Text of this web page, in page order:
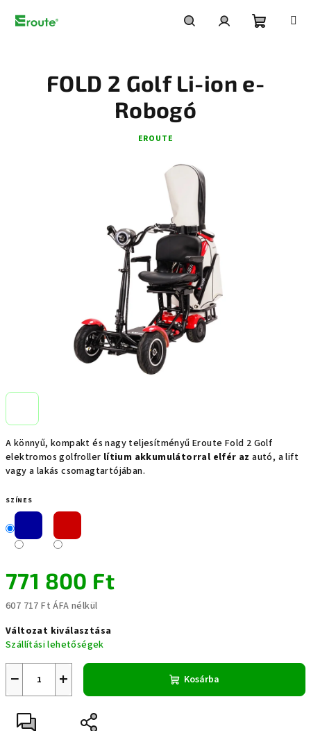
A könnyű, kompakt és nagy teljesítményű Eroute Fold 2 Golf
elektromos golfroller lítium akkumulátorral elfér azautó, a lift
vagy a lakás csomagtartójában.
SZÍNES
771 800 Ft
607 717 Ft ÁFA nélkül
Változat kiválasztása
Szállítási lehetőségek
+
− Kosárba
FOLD 2 Golf Li-ion e-
Robogó
EROUTE